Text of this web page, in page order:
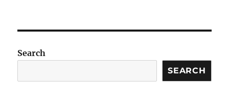
Search
SEARCH